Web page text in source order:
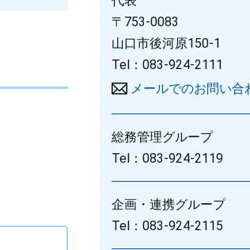
〒753-0083
山口市後河原150-1
Tel：083-924-2111
メールでのお問い合
総務管理グループ
Tel：083-924-2119
企画・連携グループ
Tel：083-924-2115